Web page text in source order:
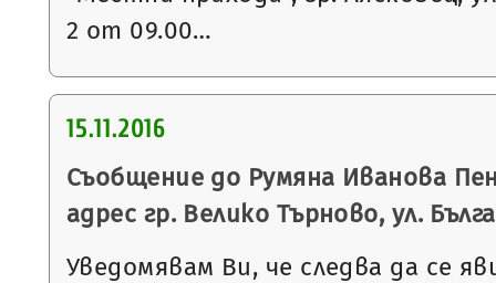
2 от 09.00…
15.11.2016
Съобщение до Румяна Иванова
адрес гр. Велико Търново, ул.
Уведомявам Ви, че следва да се